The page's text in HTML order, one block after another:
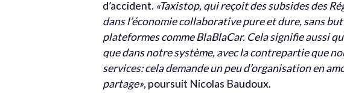
d’accident. «Taxistop, qui reçoit des subsides des
dans l’économie collaborative pure et dure, sans
plateformes comme BlaBlaCar. Cela signifie aussi
que dans notre système, avec la contrepartie que
services: cela demande un peu d’organisation en
partage», poursuit Nicolas Baudoux.